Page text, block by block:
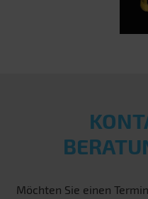
Möchten Sie einen